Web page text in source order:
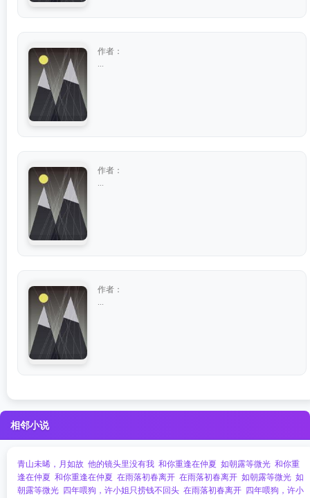
作者：
作者：
作者：
相邻小说
青山未晞，月如故 他的镜头里没有我 和你重逢在仲夏 如朝露等微光 和你重
逢在仲夏 和你重逢在仲夏 在雨落初春离开 在雨落初春离开 如朝露等微光 如
朝露等微光 四年喂狗，许小姐只捞钱不回头 在雨落初春离开 四年喂狗，许小